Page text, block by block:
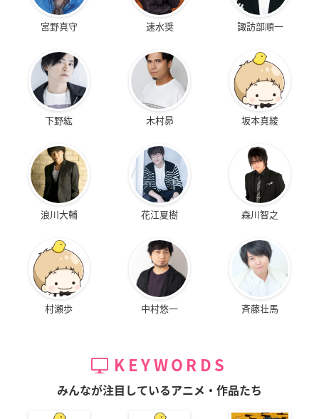
宮野真守 速水奨 諏訪部順一
下野紘 木村昴 坂本真綾
浪川大輔 花江夏樹 森川智之
村瀬歩 中村悠一 斉藤壮馬
KEYWORDS
みんなが注目しているアニメ・作品たち